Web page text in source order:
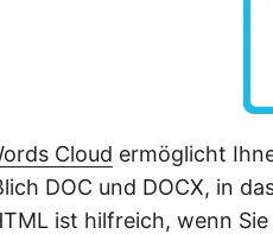
Cloud ermöglicht
DOC und DOCX, in
ist hilfreich, wenn